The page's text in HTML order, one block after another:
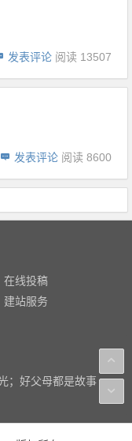
发表评论 阅读 13507
发表评论 阅读 8600
在线投稿
建站服务
；好父母都是故事